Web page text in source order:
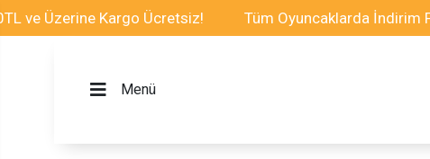
Üzerine Kargo Ücretsiz! Tüm Oyuncaklarda İndirim Fırsatı
Menü